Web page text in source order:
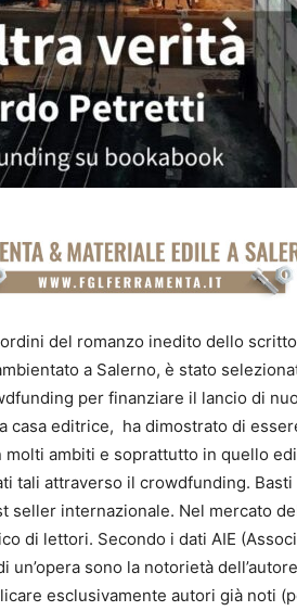
del romanzo inedito dello
a Salerno, è stato
per finanziare il lancio di
casa editrice, ha dimostrato di
ambiti e soprattutto in quello
tali attraverso il crowdfunding. Basti
seller internazionale. Nel mercato
di lettori. Secondo i dati AIE
sono la notorietà
esclusivamente autori già noti